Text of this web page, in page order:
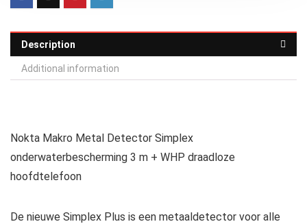
Description
Additional information
Nokta Makro Metal Detector Simplex
onderwaterbescherming 3 m + WHP draadloze
hoofdtelefoon
De nieuwe Simplex Plus is een metaaldetector voor alle